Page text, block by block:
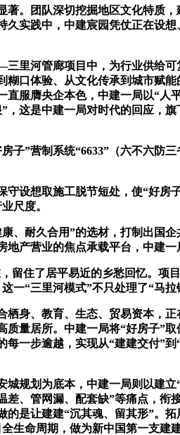
团队深切挖掘地区文化特质，
实践中，中建宸园凭仗正在设
河管廊项目中，为行业供给可
口体验、从文化传承到城市赋
服膺央企本色，中建一局以“
这是中建一局对时代的回应，
”营制系统“6633”（六不六防
想取施工脱节短处，使“好房
尺度。
耐久合用”的选材，打制出国
产营业的焦点承载平台，中建一
了居平易近的乡愁回忆。项
一“三里河模式”不只处理了“马拉
、教育、生态、贸易资本，正
量居所。中建一局将“好房子”
一步逾越，实现从“建建交付”
划为底本，中建一局则以建立
、管网漏、配套缺”等痛点，衔
是让建建“沉其魂、留其形”。
命周期，做为新中国第一支建